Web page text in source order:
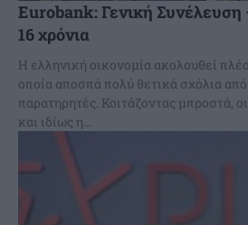
Eurobank: Γενική
16 χρόνια
Η ελληνική οικονομία ακολουθεί
οποία αποσπά πολύ θετικά σχόλια από
παρατηρητές. Κοιτάζοντας μπροστά,
και ιδίως η...